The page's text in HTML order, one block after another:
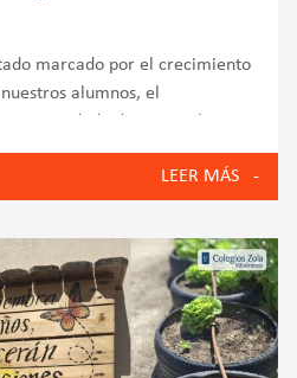
marcado por el crecimiento
alumnos, el
que reflejan los valores
innovación, bienestarLEER MÁS